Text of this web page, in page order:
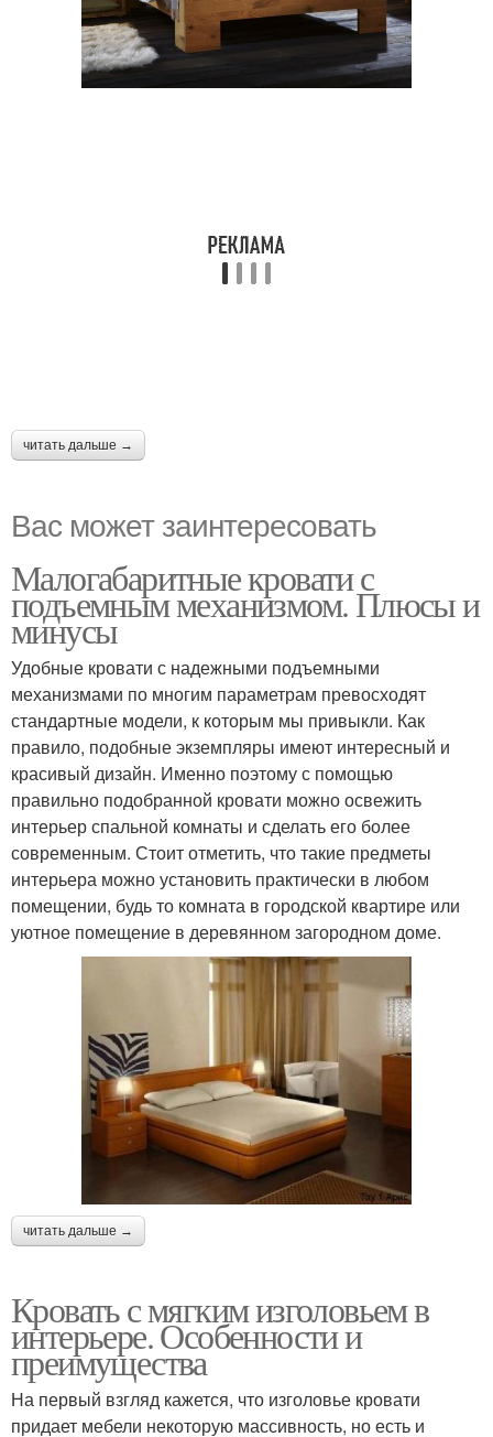
читать дальше →
Вас может заинтересовать
Малогабаритные кровати с
подъемным механизмом. Плюсы и
минусы
Удобные кровати с надежными подъемными
механизмами по многим параметрам превосходят
стандартные модели, к которым мы привыкли. Как
правило, подобные экземпляры имеют интересный и
красивый дизайн. Именно поэтому с помощью
правильно подобранной кровати можно освежить
интерьер спальной комнаты и сделать его более
современным. Стоит отметить, что такие предметы
интерьера можно установить практически в любом
помещении, будь то комната в городской квартире или
уютное помещение в деревянном загородном доме.
читать дальше →
Кровать с мягким изголовьем в
интерьере. Особенности и
преимущества
На первый взгляд кажется, что изголовье кровати
придает мебели некоторую массивность, но есть и